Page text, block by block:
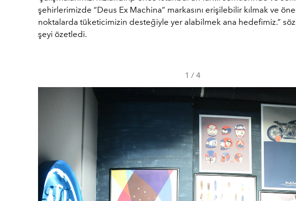
şehirlerimizde “Deus Ex Machina” markasını erişilebilir kılmak ve
noktalarda tüketicimizin desteğiyle yer alabilmek ana hedefimiz.”
şeyi özetledi.
1 / 4